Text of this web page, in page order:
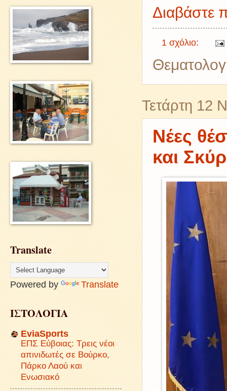
Διαβάστε
1 σχόλιο:
Τετάρτη 12
Νέες
και
Translate
Powered by Translate
ΙΣΤΟΛΟΓΙΑ
EviaSports
ΕΠΣ Εύβοιας: Τρεις νέοι
απινιδωτές σε Βούρκο,
Πάρκο Λαού και
Ενωσιακό